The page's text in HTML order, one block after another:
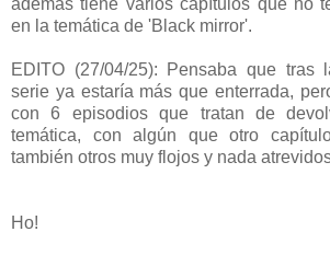
además tiene varios capítulos que no
en la temática de 'Black mirror'.
EDITO (27/04/25): Pensaba que tras
serie ya estaría más que enterrada,
con 6 episodios que tratan de
temática, con algún que otro
también otros muy flojos y nada
Ho!